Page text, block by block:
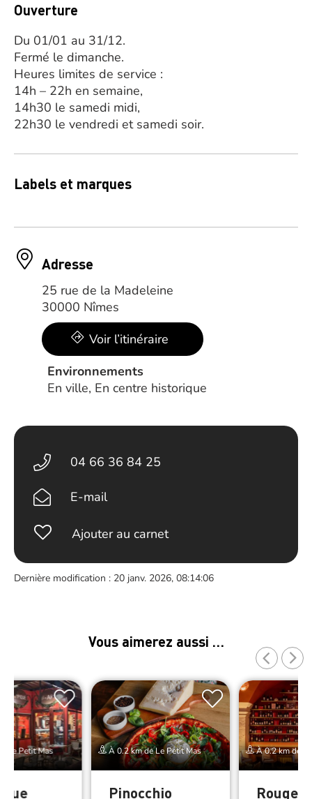
Ouverture
Du 01/01 au 31/12.
Fermé le dimanche.
Heures limites de service :
14h – 22h en semaine,
14h30 le samedi midi,
22h30 le vendredi et samedi soir.
Labels et marques
Adresse
25 rue de la Madeleine
30000 Nîmes
Voir l’itinéraire
Environnements
En ville, En centre historique
04 66 36 84 25
E-mail
Ajouter au carnet
Dernière modification : 20 janv. 2026, 08:14:06
Vous aimerez aussi …
Le Petit Mas À 0.2 km de Le Petit Mas
Pinocchio
À 0.2 km de
Rouge*